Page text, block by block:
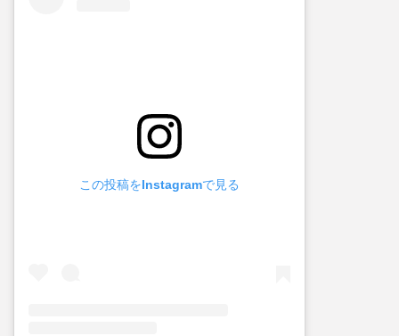
この投稿をInstagramで見る